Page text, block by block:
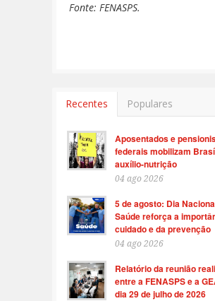
Fonte: FENASPS.
Recentes Populares
Aposentados e
federais mobilizam
auxílio-nutrição
04 ago 2026
5 de agosto: Dia
Saúde reforça a
cuidado e da prevenção
04 ago 2026
Relatório da reunião
entre a FENASPS e a
dia 29 de julho de 2026